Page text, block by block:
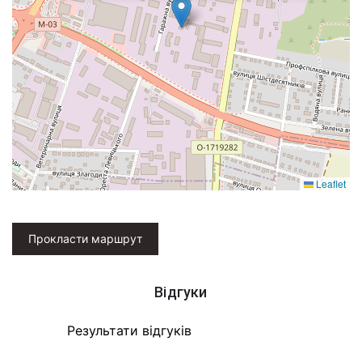
Leaflet
Прокласти маршрут
Відгуки
Результати відгуків